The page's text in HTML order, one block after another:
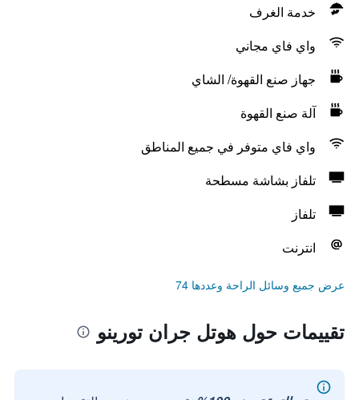
خدمة الغرف
واي فاي مجاني
جهاز صنع القهوة/ الشاي
آلة صنع القهوة
واي فاي متوفر في جميع المناطق
تلفاز بشاشة مسطحة
تلفاز
انترنت
عرض جميع وسائل الراحة وعددها 74
تقييمات حول هوتل جران تورينو